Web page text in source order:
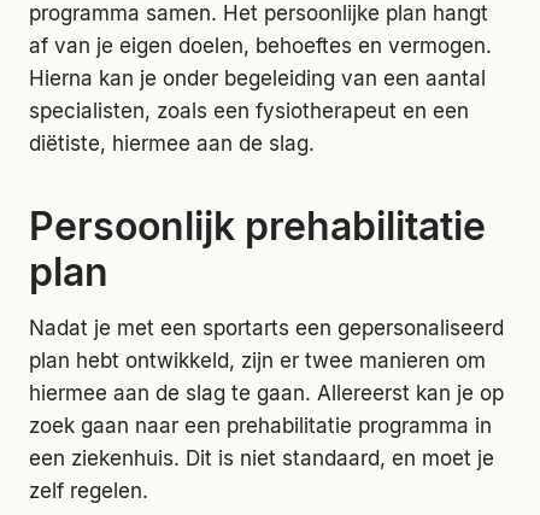
programma samen. Het persoonlijke plan hangt
af van je eigen doelen, behoeftes en vermogen.
Hierna kan je onder begeleiding van een aantal
specialisten, zoals een fysiotherapeut en een
diëtiste, hiermee aan de slag.
Persoonlijk prehabilitatie
plan
Nadat je met een sportarts een gepersonaliseerd
plan hebt ontwikkeld, zijn er twee manieren om
hiermee aan de slag te gaan. Allereerst kan je op
zoek gaan naar een prehabilitatie programma in
een ziekenhuis. Dit is niet standaard, en moet je
zelf regelen.